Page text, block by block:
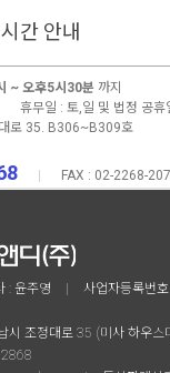
간 안내
~ 오후5시30분 까지
휴무일 : 토,일 및 법정 공휴
로 35. B306~B309호
| FAX : 02-2268-
: 윤주영 | 사업자등록번
시 조정대로 35 (미사 하우